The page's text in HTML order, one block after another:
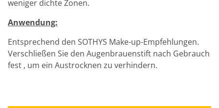
weniger dichte Zonen.
Anwendung:
Entsprechend den SOTHYS Make-up-Empfehlungen.
Verschließen Sie den Augenbrauenstift nach Gebrauch
fest , um ein Austrocknen zu verhindern.